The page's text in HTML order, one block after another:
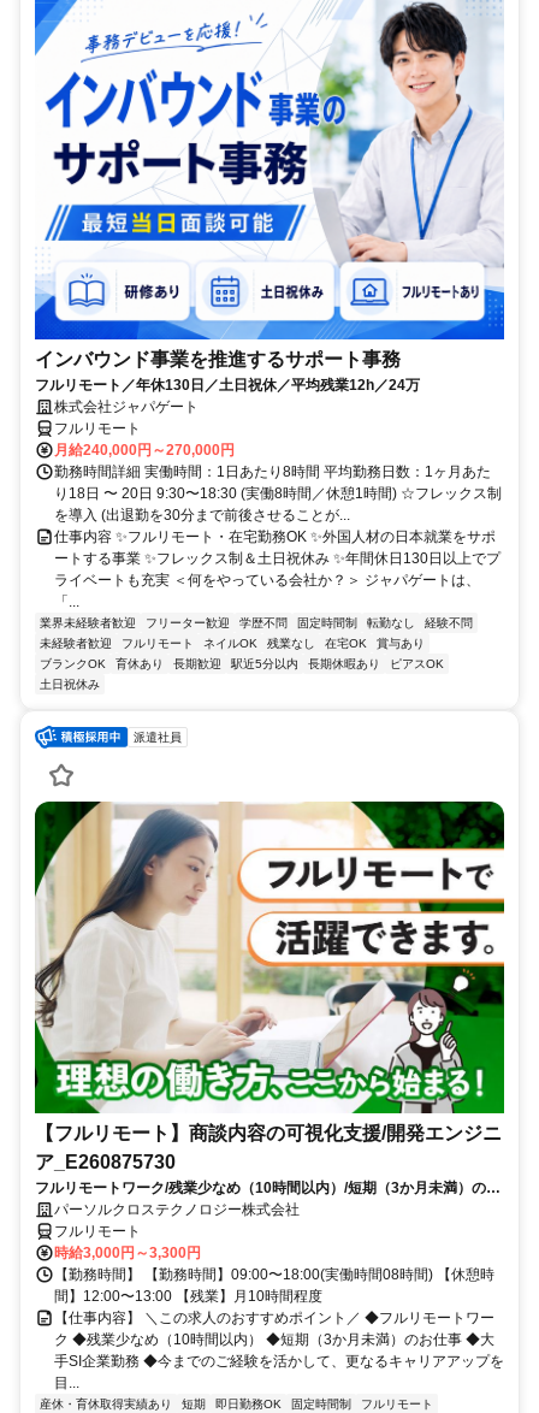
インバウンド事業を推進するサポート事務
フルリモート／年休130日／土日祝休／平均残業12h／24万
株式会社ジャパゲート
フルリモート
月給240,000円～270,000円
勤務時間詳細 実働時間：1日あたり8時間 平均勤務日数：1ヶ月あた
り18日 〜 20日 9:30〜18:30 (実働8時間／休憩1時間) ☆フレックス制
を導入 (出退勤を30分まで前後させることが...
仕事内容 ✨フルリモート・在宅勤務OK ✨外国人材の日本就業をサポ
ートする事業 ✨フレックス制＆土日祝休み ✨年間休日130日以上でプ
ライベートも充実 ＜何をやっている会社か？＞ ジャパゲートは、
「...
業界未経験者歓迎 フリーター歓迎 学歴不問 固定時間制 転勤なし
経験不問
未経験者歓迎
フルリモート ネイルOK 残業なし 在宅OK
賞与あり
ブランクOK
育休あり 長期歓迎 駅近5分以内 長期休暇あり
ピアスOK
土日祝休み
派遣社員
【フルリモート】商談内容の可視化支援/開発エンジニ
ア_E260875730
フルリモートワーク/残業少なめ（10時間以内）/短期（3か月未満）のお
仕事/大手SI企業勤務/今までのご経験を活かして、更なるキャリアアップ
を目指せます
パーソルクロステクノロジー株式会社
フルリモート
時給3,000円～3,300円
【勤務時間】 【勤務時間】09:00〜18:00(実働時間08時間) 【休憩時
間】12:00〜13:00 【残業】月10時間程度
【仕事内容】 ＼この求人のおすすめポイント／ ◆フルリモートワー
ク ◆残業少なめ（10時間以内） ◆短期（3か月未満）のお仕事 ◆大
手SI企業勤務 ◆今までのご経験を活かして、更なるキャリアアップを
目...
産休・育休取得実績あり 短期 即日勤務OK 固定時間制
フルリモート